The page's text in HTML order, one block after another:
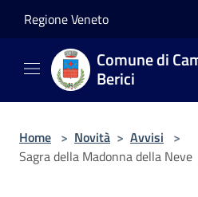
Regione Veneto
Comune di
Berici
Home > Novità > Avvisi >
Sagra della Madonna della Neve